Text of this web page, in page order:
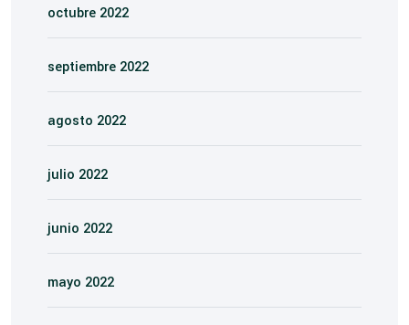
octubre 2022
septiembre 2022
agosto 2022
julio 2022
junio 2022
mayo 2022